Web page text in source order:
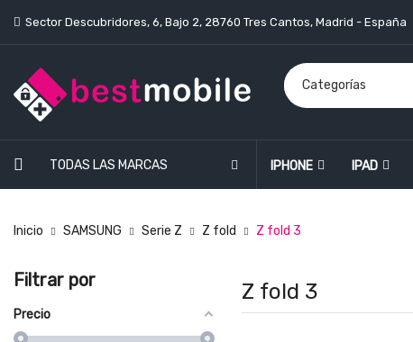
Sector Descubridores, 6, Bajo 2, 28760 Tres Cantos, Madrid - España
TODAS LAS MARCAS IPHONE IPAD
Inicio SAMSUNG Serie Z Z fold Z fold 3
Filtrar por
Precio
Z fold 3